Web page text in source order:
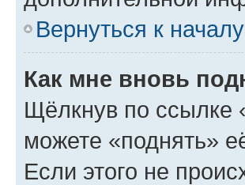
Вернуться к началу
Как мне вновь
Щёлкнув по ссылке
можете «поднять»
Если этого не